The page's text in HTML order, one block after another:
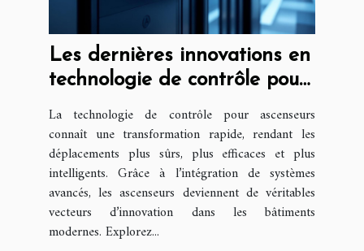
Les dernières innovations en
technologie de contrôle pour
ascenseurs
La technologie de contrôle pour ascenseurs
connaît une transformation rapide, rendant les
déplacements plus sûrs, plus efficaces et plus
intelligents. Grâce à l’intégration de systèmes
avancés, les ascenseurs deviennent de véritables
vecteurs d’innovation dans les bâtiments
modernes. Explorez...